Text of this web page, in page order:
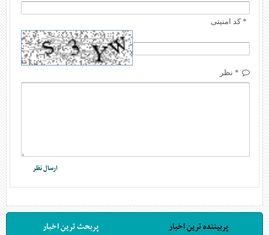
* کد امنیتی
* نظر
پربیننده ترین اخبار پربحث ترین اخبار